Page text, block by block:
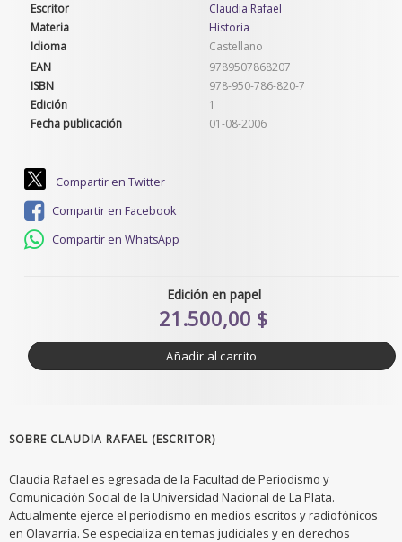
Escritor
Claudia Rafael
Materia
Historia
Idioma
Castellano
EAN
9789507868207
ISBN
978-950-786-820-7
Edición
1
Fecha publicación
01-08-2006
Compartir en Twitter
Compartir en Facebook
Compartir en WhatsApp
Edición en papel
21.500,00 $
Añadir al carrito
SOBRE CLAUDIA RAFAEL (ESCRITOR)
Claudia Rafael es egresada de la Facultad de Periodismo y
Comunicación Social de la Universidad Nacional de La Plata.
Actualmente ejerce el periodismo en medios escritos y radiofónicos
en Olavarría. Se especializa en temas judiciales y en derechos